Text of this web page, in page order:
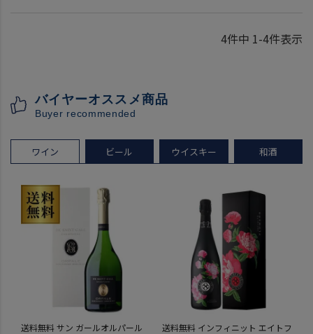
4件中 1-4件表示
バイヤーオススメ商品
Buyer recommended
ワイン ビール ウイスキー 和酒
送料無料 サン ガールオルパール
送料無料 インフィニット エイトフ